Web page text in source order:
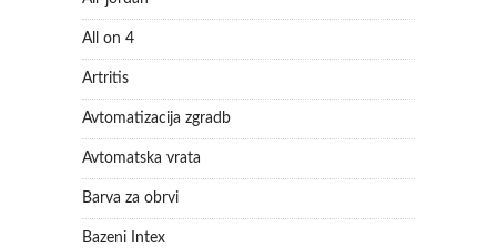
All on 4
Artritis
Avtomatizacija zgradb
Avtomatska vrata
Barva za obrvi
Bazeni Intex